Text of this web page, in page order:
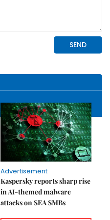
Advertisement
Kaspersky reports sharp rise
in AI-themed malware
attacks on SEA SMBs